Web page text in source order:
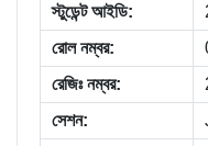
স্টুডেন্ট আইডি:
রোল নম্বর:
রেজিঃ নম্বর:
সেশন: